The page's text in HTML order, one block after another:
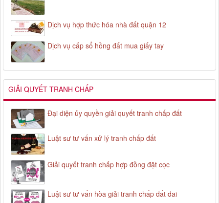
Dịch vụ hợp thức hóa nhà đất quận 12
Dịch vụ cấp sổ hồng đất mua giấy tay
GIẢI QUYẾT TRANH CHẤP
Đại diện ủy quyền giải quyết tranh chấp đất
Luật sư tư vấn xử lý tranh chấp đất
Giải quyết tranh chấp hợp đồng đặt cọc
Luật sư tư vấn hòa giải tranh chấp đất đai